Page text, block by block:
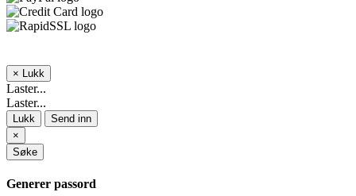
× Lukk
Laster...
Laster...
Lukk
Send inn
×
Søke
Generer passord